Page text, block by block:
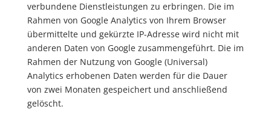
verbundene Dienstleistungen zu erbringen. Die im
Rahmen von Google Analytics von Ihrem Browser
übermittelte und gekürzte IP-Adresse wird nicht mit
anderen Daten von Google zusammengeführt. Die im
Rahmen der Nutzung von Google (Universal)
Analytics erhobenen Daten werden für die Dauer
von zwei Monaten gespeichert und anschließend
gelöscht.